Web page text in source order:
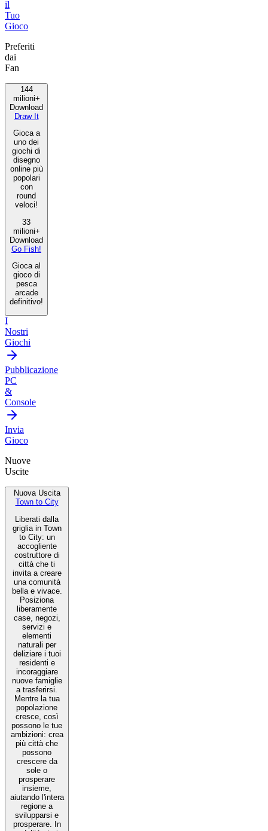
il
Tuo
Gioco
Preferiti
dai
Fan
144
milioni+
Download
Draw It
Gioca a
uno dei
giochi di
disegno
online più
popolari
con
round
veloci!
33
milioni+
Download
Go Fish!
Gioca al
gioco di
pesca
arcade
definitivo!
I
Nostri
Giochi
Pubblicazione
PC
&
Console
Invia
Gioco
Nuove
Uscite
Nuova Uscita
Town to City
Liberati dalla
griglia in Town
to City: un
accogliente
costruttore di
città che ti
invita a creare
una comunità
bella e vivace.
Posiziona
liberamente
case, negozi,
servizi e
elementi
naturali per
deliziare i tuoi
residenti e
incoraggiare
nuove famiglie
a trasferirsi.
Mentre la tua
popolazione
cresce, così
possono le tue
ambizioni: crea
più città che
possono
crescere da
sole o
prosperare
insieme,
aiutando l'intera
regione a
svilupparsi e
prosperare. In